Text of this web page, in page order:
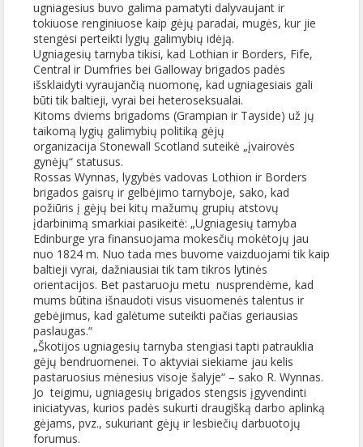
ugniagesius buvo galima pamatyti dalyvaujant ir
tokiuose renginiuose kaip gėjų paradai, mugės, kur jie
stengėsi perteikti lygių galimybių idėją.
Ugniagesių tarnyba tikisi, kad Lothian ir Borders, Fife,
Central ir Dumfries bei Galloway brigados padės
išsklaidyti vyraujančią nuomonę, kad ugniagesiais gali
būti tik baltieji, vyrai bei heteroseksualai.
Kitoms dviems brigadoms (Grampian ir Tayside) už jų
taikomą lygių galimybių politiką gėjų
organizacija Stonewall Scotland suteikė „įvairovės
gynėjų“ statusus.
Rossas Wynnas, lygybės vadovas Lothion ir Borders
brigados gaisrų ir gelbėjimo tarnyboje, sako, kad
požiūris į gėjų bei kitų mažumų grupių atstovų
įdarbinimą smarkiai pasikeitė: „Ugniagesių tarnyba
Edinburge yra finansuojama mokesčių mokėtojų jau
nuo 1824 m. Nuo tada mes buvome vaizduojami tik kaip
baltieji vyrai, dažniausiai tik tam tikros lytinės
orientacijos. Bet pastaruoju metu nusprendėme, kad
mums būtina išnaudoti visus visuomenės talentus ir
gebėjimus, kad galėtume suteikti pačias geriausias
paslaugas.“
„Škotijos ugniagesių tarnyba stengiasi tapti patrauklia
gėjų bendruomenei. To aktyviai siekiame jau kelis
pastaruosius mėnesius visoje šalyje“ – sako R. Wynnas.
Jo teigimu, ugniagesių brigados stengsis įgyvendinti
iniciatyvas, kurios padės sukurti draugišką darbo aplinką
gėjams, pvz., sukuriant gėjų ir lesbiečių darbuotojų
forumus.